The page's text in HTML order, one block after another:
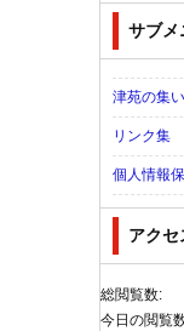
サブメ
津苑の集い
リンク集
個人情報
アクセ
総閲覧数:
今日の閲覧